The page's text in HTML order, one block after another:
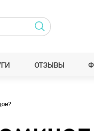
ОТЗЫВЫ